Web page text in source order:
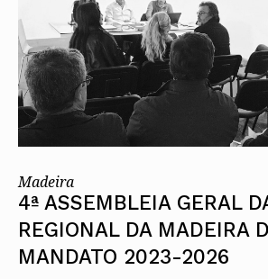
Madeira
4ª ASSEMBLEIA GERAL
REGIONAL DA MADEIRA
MANDATO 2023-2026